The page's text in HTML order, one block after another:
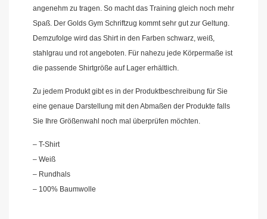
angenehm zu tragen. So macht das Training gleich noch mehr
Spaß. Der Golds Gym Schriftzug kommt sehr gut zur Geltung.
Demzufolge wird das Shirt in den Farben schwarz, weiß,
stahlgrau und rot angeboten. Für nahezu jede Körpermaße ist
die passende Shirtgröße auf Lager erhältlich.
Zu jedem Produkt gibt es in der Produktbeschreibung für Sie
eine genaue Darstellung mit den Abmaßen der Produkte falls
Sie Ihre Größenwahl noch mal überprüfen möchten.
– T-Shirt
– Weiß
– Rundhals
– 100% Baumwolle